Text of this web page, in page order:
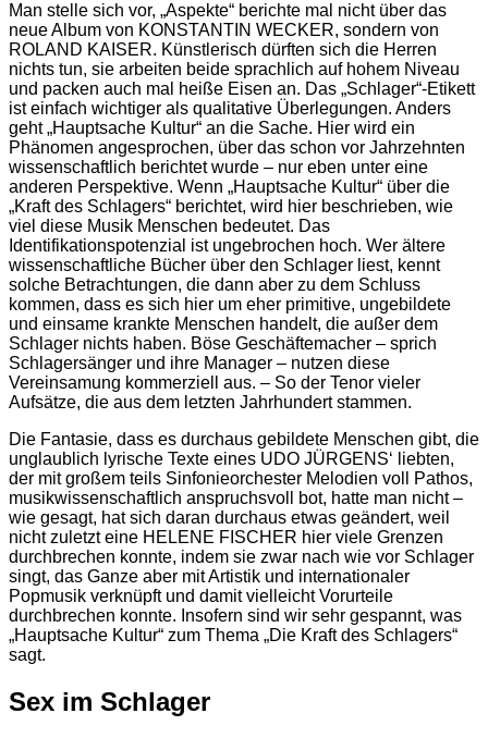
Man stelle sich vor, „Aspekte“ berichte mal nicht über das
neue Album von KONSTANTIN WECKER, sondern von
ROLAND KAISER. Künstlerisch dürften sich die Herren
nichts tun, sie arbeiten beide sprachlich auf hohem Niveau
und packen auch mal heiße Eisen an. Das „Schlager“-Etikett
ist einfach wichtiger als qualitative Überlegungen. Anders
geht „Hauptsache Kultur“ an die Sache. Hier wird ein
Phänomen angesprochen, über das schon vor Jahrzehnten
wissenschaftlich berichtet wurde – nur eben unter eine
anderen Perspektive. Wenn „Hauptsache Kultur“ über die
„Kraft des Schlagers“ berichtet, wird hier beschrieben, wie
viel diese Musik Menschen bedeutet. Das
Identifikationspotenzial ist ungebrochen hoch. Wer ältere
wissenschaftliche Bücher über den Schlager liest, kennt
solche Betrachtungen, die dann aber zu dem Schluss
kommen, dass es sich hier um eher primitive, ungebildete
und einsame krankte Menschen handelt, die außer dem
Schlager nichts haben. Böse Geschäftemacher – sprich
Schlagersänger und ihre Manager – nutzen diese
Vereinsamung kommerziell aus. – So der Tenor vieler
Aufsätze, die aus dem letzten Jahrhundert stammen.
Die Fantasie, dass es durchaus gebildete Menschen gibt, die
unglaublich lyrische Texte eines UDO JÜRGENS‘ liebten,
der mit großem teils Sinfonieorchester Melodien voll Pathos,
musikwissenschaftlich anspruchsvoll bot, hatte man nicht –
wie gesagt, hat sich daran durchaus etwas geändert, weil
nicht zuletzt eine HELENE FISCHER hier viele Grenzen
durchbrechen konnte, indem sie zwar nach wie vor Schlager
singt, das Ganze aber mit Artistik und internationaler
Popmusik verknüpft und damit vielleicht Vorurteile
durchbrechen konnte. Insofern sind wir sehr gespannt, was
„Hauptsache Kultur“ zum Thema „Die Kraft des Schlagers“
sagt.
Sex im Schlager